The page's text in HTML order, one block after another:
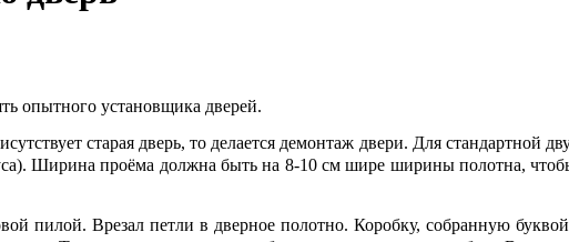
опытного установщика дверей.
старая дверь, то делается демонтаж двери. Для стандартной
Ширина проёма должна быть на 8-10 см шире ширины полотна,
пилой. Врезал петли в дверное полотно. Коробку, собранную